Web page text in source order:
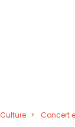
Culture Concert